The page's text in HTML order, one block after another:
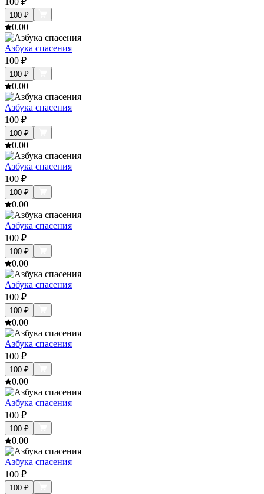
100 ₽
0.00
Азбука спасения
100 ₽
100 ₽
0.00
Азбука спасения
100 ₽
100 ₽
0.00
Азбука спасения
100 ₽
100 ₽
0.00
Азбука спасения
100 ₽
100 ₽
0.00
Азбука спасения
100 ₽
100 ₽
0.00
Азбука спасения
100 ₽
100 ₽
0.00
Азбука спасения
100 ₽
100 ₽
0.00
Азбука спасения
100 ₽
100 ₽